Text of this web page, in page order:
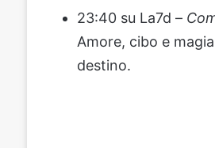
23:40 su La7d –
Amore, cibo e
destino.